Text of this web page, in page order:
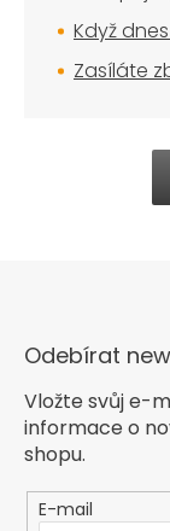
Když
Zasíláte
Odebírat
Vložte svůj e-
informace o
shopu.
E-mail